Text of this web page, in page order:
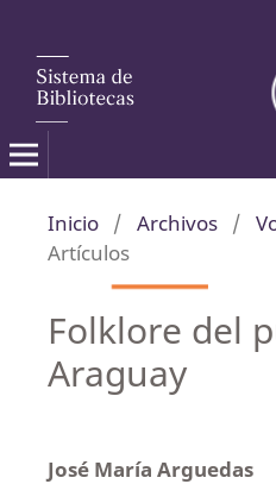
Inicio / Archivos /
Artículos
Folklore del
Araguay
José María Arguedas